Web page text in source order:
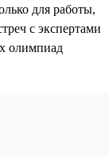
для работы,
с экспертами
олимпиад